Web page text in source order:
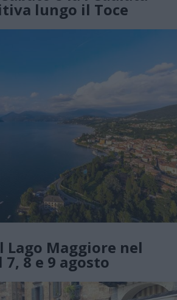
lungo il Toce
Lago Maggiore nel
8 e 9 agosto